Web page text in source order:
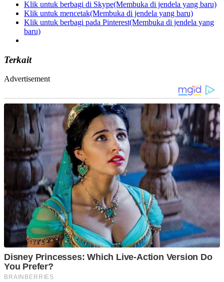
Klik untuk berbagi di Skype(Membuka di jendela yang baru)
Klik untuk mencetak(Membuka di jendela yang baru)
Klik untuk berbagi pada Pinterest(Membuka di jendela yang
baru)
Terkait
Advertisement